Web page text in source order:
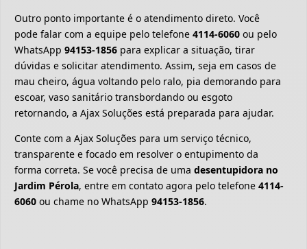
Outro ponto importante é o atendimento direto. Você
pode falar com a equipe pelo telefone 4114-6060 ou pelo
WhatsApp 94153-1856 para explicar a situação, tirar
dúvidas e solicitar atendimento. Assim, seja em casos de
mau cheiro, água voltando pelo ralo, pia demorando para
escoar, vaso sanitário transbordando ou esgoto
retornando, a Ajax Soluções está preparada para ajudar.
Conte com a Ajax Soluções para um serviço técnico,
transparente e focado em resolver o entupimento da
forma correta. Se você precisa de uma desentupidora no
Jardim Pérola, entre em contato agora pelo telefone 4114-
6060 ou chame no WhatsApp 94153-1856.